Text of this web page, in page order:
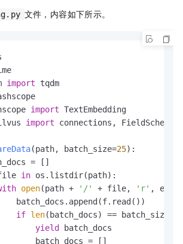
文件，内容如下所示。
import
import
import connections,
(path, batch_size=25):
= []
in os.listdir(path):
open(path + '/' + file, 'r' ,
batch_docs.append(f.read())
if len(batch_docs) == batch_size:
yield
batch_docs
batch_docs = []